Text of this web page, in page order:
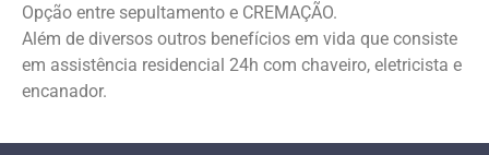
Opção entre sepultamento e CREMAÇÃO.
Além de diversos outros benefícios em vida que consiste
em assistência residencial 24h com chaveiro, eletricista e
encanador.